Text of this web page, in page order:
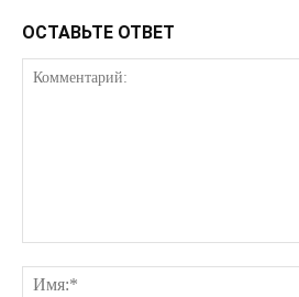
Мой аккаунт
ОСТАВЬТЕ ОТВЕТ